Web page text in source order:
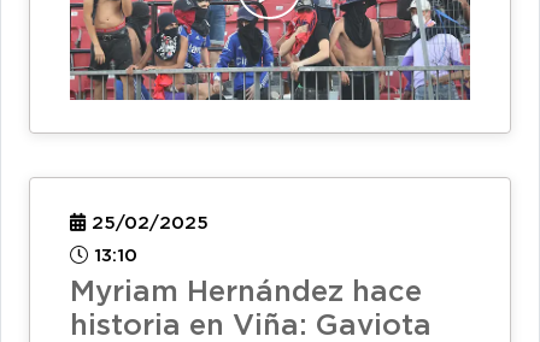
25/02/2025
13:10
Myriam Hernández hace
historia en Viña: Gaviota